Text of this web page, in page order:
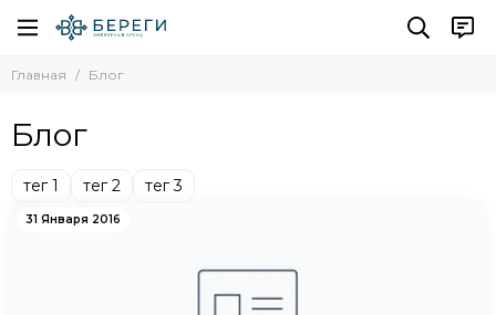
Главная Блог
Блог
тег 1 тег 2 тег 3
31 Января 2016